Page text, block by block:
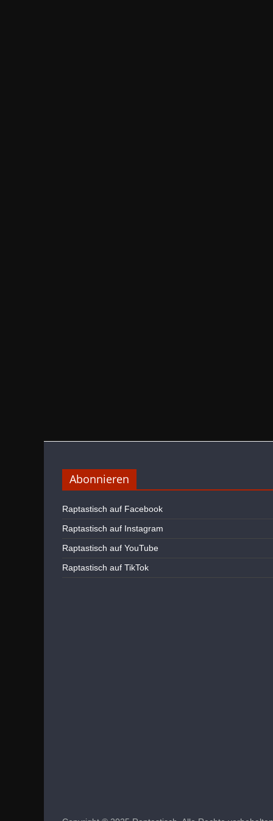
Abonnieren
Raptastisch auf Facebook
Raptastisch auf Instagram
Raptastisch auf YouTube
Raptastisch auf TikTok